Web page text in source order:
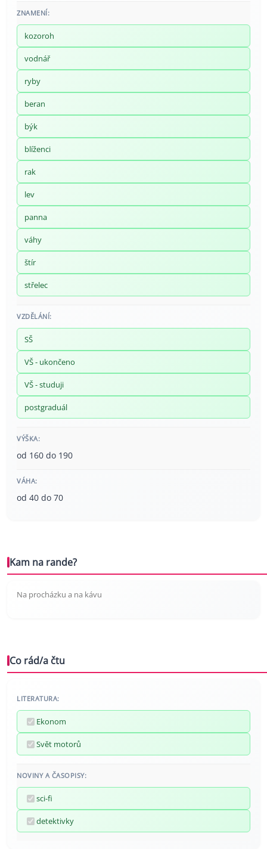
ZNAMENÍ:
kozoroh
vodnář
ryby
beran
býk
blíženci
rak
lev
panna
váhy
štír
střelec
VZDĚLÁNÍ:
SŠ
VŠ - ukončeno
VŠ - studuji
postgraduál
VÝŠKA:
od 160 do 190
VÁHA:
od 40 do 70
Kam na rande?
Na procházku a na kávu
Co rád/a čtu
LITERATURA:
Ekonom
Svět motorů
NOVINY A ČASOPISY:
sci-fi
detektivky